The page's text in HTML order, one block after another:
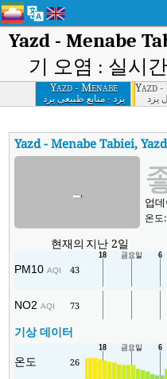
Yazd - Menabe
기 오염 : 실시
Yazd - Menabe
Tabiei, Yazd, YAZD
یزد - منابع طبیعی یزد
Yazd
یزد
Yazd - Menabe Tabiei,
- 업
온
현재의 지난 2일
PM10AQI 43
NO2AQI 73
기상 데이터
온도 26